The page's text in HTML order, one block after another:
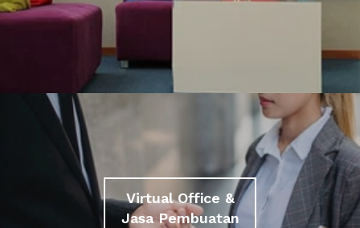
Virtual Office &
Jasa Pembuatan